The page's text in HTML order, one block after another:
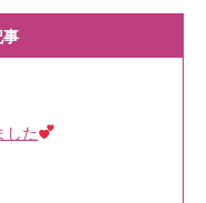
事
した